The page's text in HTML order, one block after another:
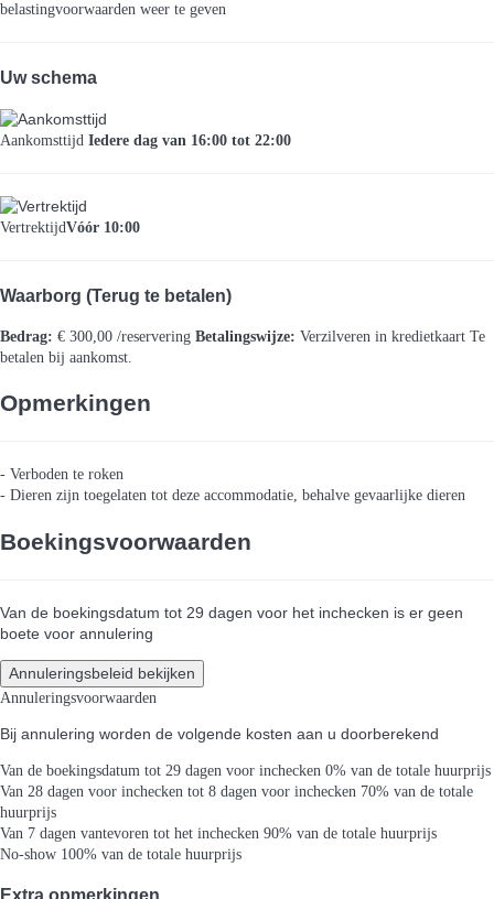
belastingvoorwaarden weer te geven
Uw schema
Aankomsttijd Iedere dag van 16:00 tot 22:00
VertrektijdVóór 10:00
Waarborg (Terug te betalen)
Bedrag: € 300,00 /reservering Betalingswijze: Verzilveren in kredietkaart Te
betalen bij aankomst.
Opmerkingen
- Verboden te roken
- Dieren zijn toegelaten tot deze accommodatie, behalve gevaarlijke dieren
Boekingsvoorwaarden
Van de boekingsdatum tot 29 dagen voor het inchecken is er geen
boete voor annulering
Annuleringsbeleid bekijken
Annuleringsvoorwaarden
Bij annulering worden de volgende kosten aan u doorberekend
Van de boekingsdatum tot 29 dagen voor inchecken 0% van de totale huurprijs
Van 28 dagen voor inchecken tot 8 dagen voor inchecken 70% van de totale
huurprijs
Van 7 dagen vantevoren tot het inchecken 90% van de totale huurprijs
No-show 100% van de totale huurprijs
Extra opmerkingen